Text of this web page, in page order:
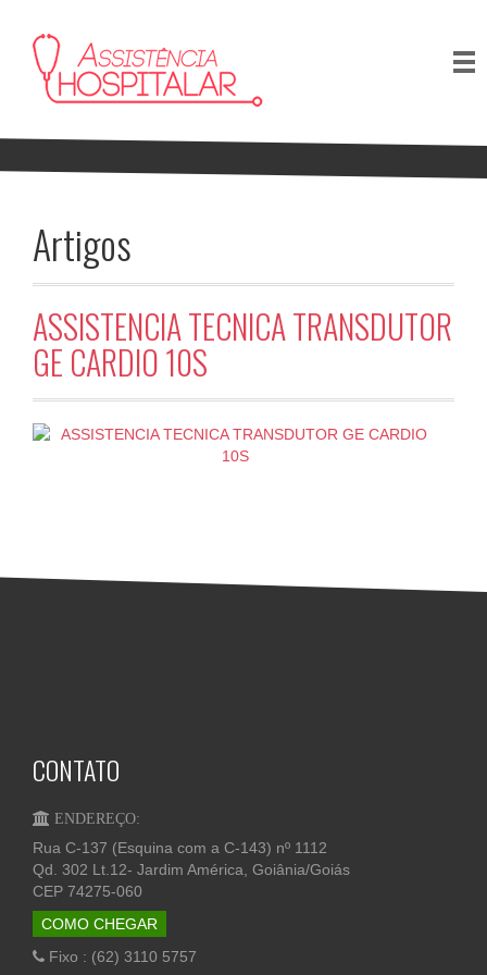
Artigos
ASSISTENCIA TECNICA TRANSDUTOR
GE CARDIO 10S
CONTATO
ENDEREÇO:
Rua C-137 (Esquina com a C-143) nº 1112
Qd. 302 Lt.12- Jardim América, Goiânia/Goiás
CEP 74275-060
COMO CHEGAR
Fixo : (62) 3110 5757